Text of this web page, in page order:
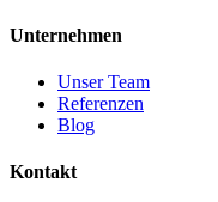
Unternehmen
Unser Team
Referenzen
Blog
Kontakt